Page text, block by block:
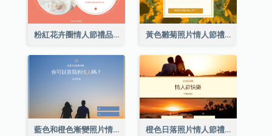
粉紅花卉圈情人節禮品卡 黃色雛菊照片情人節禮品卡
藍色和橙色漸變照片情人節禮品卡 橙色日落照片情人節禮品卡